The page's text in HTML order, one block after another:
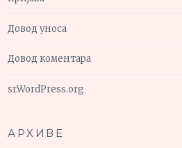
Довод уноса
Довод коментара
sr.WordPress.org
АРХИВЕ